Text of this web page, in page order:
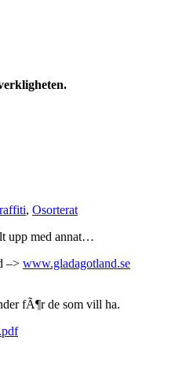
, Osorterat
upp med annat…
–> www.gladagotland.se
fÃ¶r de som vill ha.